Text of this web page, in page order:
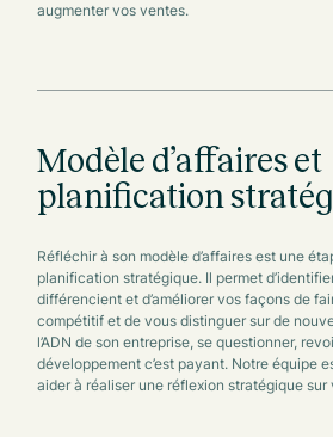
augmenter vos ventes.
Modèle d’affaires et
planification
Réfléchir à son modèle d’affaires est une
planification stratégique. Il permet
différencient et d’améliorer vos façons de
compétitif et de vous distinguer sur de
l’ADN de son entreprise, se questionner,
développement c’est payant. Notre équipe
aider à réaliser une réflexion stratégique sur